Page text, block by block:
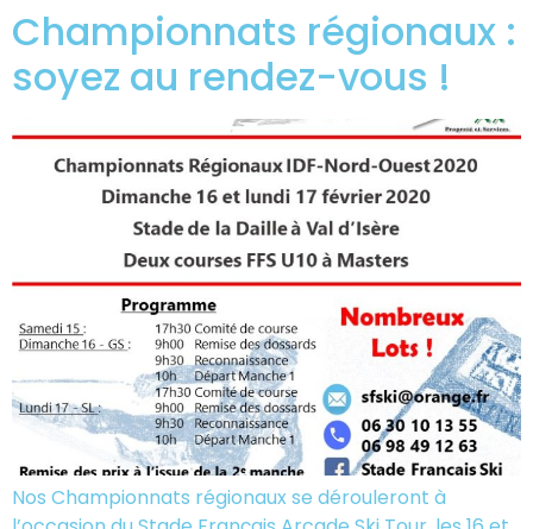
Championnats régionaux :
soyez au rendez-vous !
Nos Championnats régionaux se dérouleront à